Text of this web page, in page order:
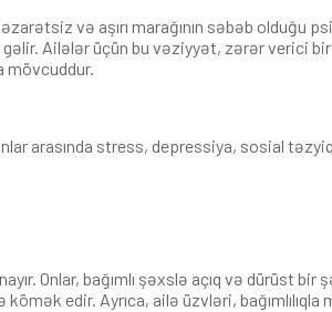
nəzarətsiz və aşırı marağının səbəb
Ailələr üçün bu vəziyyət, zərər verici
mövcuddur.
arasında stress, depressiya, sosial
Onlar, bağımlı şəxslə açıq və dürüst
kömək edir. Ayrıca, ailə üzvləri,